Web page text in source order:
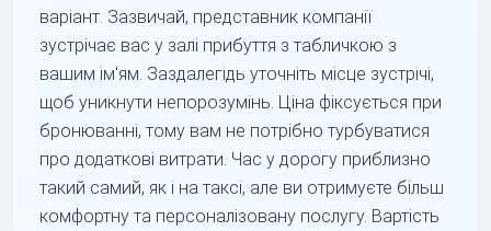
варіант. Зазвичай, представник компанії
зустрічає вас у залі прибуття з табличкою з
вашим ім'ям. Заздалегідь уточніть місце зустрічі,
щоб уникнути непорозумінь. Ціна фіксується при
бронюванні, тому вам не потрібно турбуватися
про додаткові витрати. Час у дорогу приблизно
такий самий, як і на таксі, але ви отримуєте більш
комфортну та персоналізовану послугу. Вартість